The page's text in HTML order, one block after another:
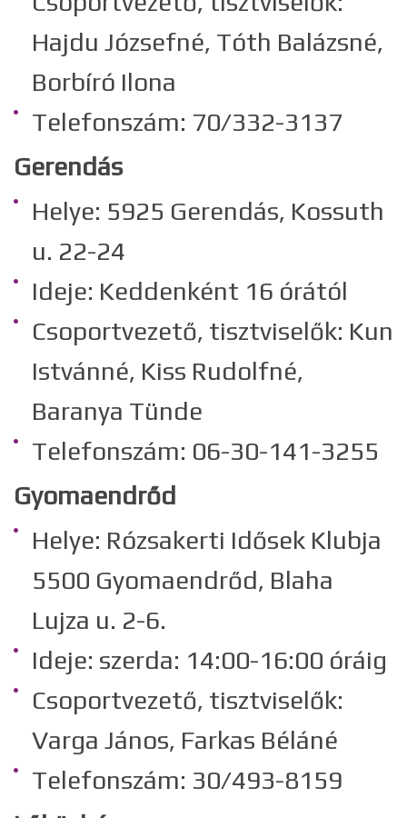
Hajdu Józsefné, Tóth Balázsné,
Borbíró Ilona
Telefonszám: 70/332-3137
Gerendás
Helye: 5925 Gerendás, Kossuth
u. 22-24
Ideje: Keddenként 16 órától
Csoportvezető, tisztviselők: Kun
Istvánné, Kiss Rudolfné,
Baranya Tünde
Telefonszám: 06-30-141-3255
Gyomaendrőd
Helye: Rózsakerti Idősek Klubja
5500 Gyomaendrőd, Blaha
Lujza u. 2-6.
Ideje: szerda: 14:00-16:00 óráig
Csoportvezető, tisztviselők:
Varga János, Farkas Béláné
Telefonszám: 30/493-8159